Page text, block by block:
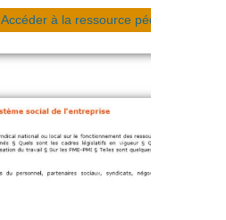
Accéder à la ressource pédagogique